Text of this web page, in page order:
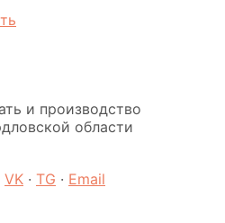
и производство
области
VK · TG · Email